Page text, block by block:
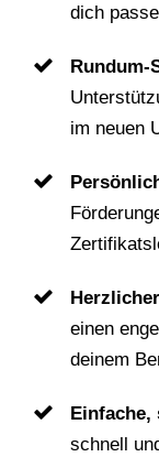
dich
Rundum-
im neuen
einen
deinem
Einfache,
schnell